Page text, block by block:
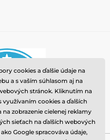
cookies a ďalšie údaje na
a s vaším súhlasom aj na
stránok. Kliknutím na
využívaním cookies a ďalších
zobrazenie cielenej reklamy
sieťach na ďalších webových
Google spracováva údaje,